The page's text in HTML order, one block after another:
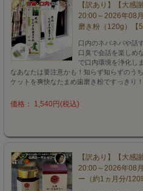
【訳あり】【大感
20:00～2026年08
磨き粉（120g）【
口内のネバネバや話
口臭で会話を楽しめ
で口内環境を浄化し
なあなたは要注意かも！知らず知らずのう
ケットを爽快なたまめ歯磨き粉ですっきり！
価格： 1,540円(税込)
【訳あり】【大感
20:00～2026年08
ー（約1ヵ月分/120